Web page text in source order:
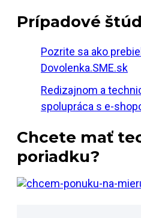
Prípadové
Pozrite sa ako
Dovolenka.SME.sk
Redizajnom a
spolupráca s e-
Chcete mať
poriadku?